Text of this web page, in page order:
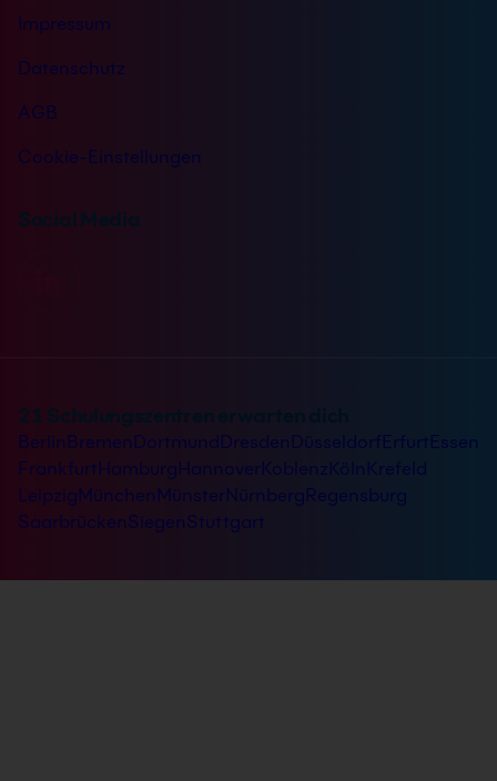
Impressum
Datenschutz
AGB
Cookie-Einstellungen
Social Media
21 Schulungszentren erwarten dich
Berlin Bremen Dortmund ErfurtEssen
FrankfurtHamburgHannover
Krefeld
LeipzigMünchen Münster
SaarbrückenSiegen Stuttgart